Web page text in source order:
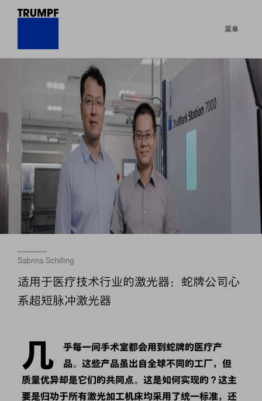
菜单
Sabrina Schilling
适用于医疗技术行业的激光器：蛇牌公司心
系超短脉冲激光器
几
乎每一间手术室都会用到蛇牌的医疗产
品。这些产品虽出自全球不同的工厂，但
质量优异却是它们的共同点。这是如何实现的？这主
要是归功于所有激光加工机床均采用了统一标准，还